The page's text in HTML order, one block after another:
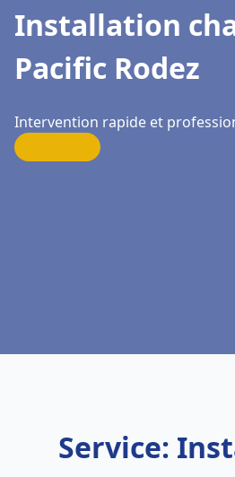
Installation
Pacific Rodez
Intervention rapide et
Service: